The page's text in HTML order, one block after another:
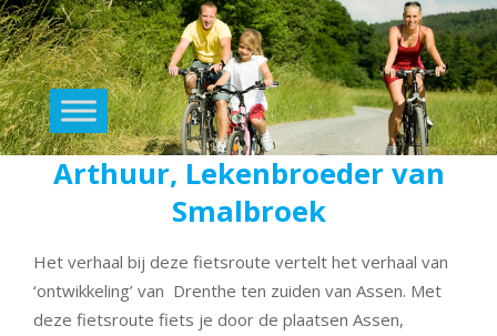
Primary
Navigation
Menu
Arthuur, Lekenbroeder van
Smalbroek
Het verhaal bij deze fietsroute vertelt het verhaal van
‘ontwikkeling’ van Drenthe ten zuiden van Assen. Met
deze fietsroute fiets je door de plaatsen Assen,